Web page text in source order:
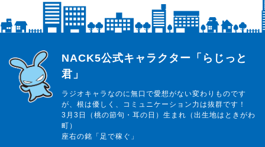
らじっと君
NACK5公式キャラクター「らじっと
君」
ラジオキャラなのに無口で愛想がない変わりものです
が、根は優しく、コミュニケーション力は抜群です！
3月3日（桃の節句・耳の日）生まれ（出生地はときがわ
町）
座右の銘「足で稼ぐ」